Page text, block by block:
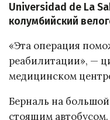
Universidad de La
колумбийский
«Эта операция
реабилитации», —
медицинском
Берналь на
стоящим